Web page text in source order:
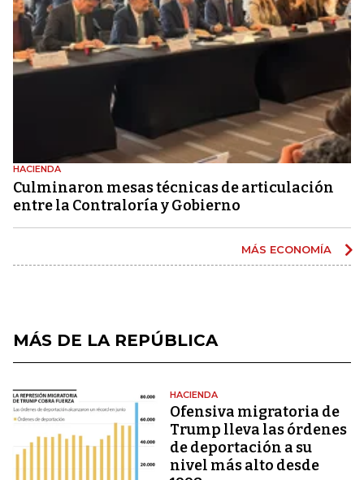
HACIENDA
Culminaron mesas técnicas de articulación
entre la Contraloría y Gobierno
MÁS ECONOMÍA
MÁS DE LA REPÚBLICA
HACIENDA
Ofensiva migratoria de
Trump lleva las órdenes
de deportación a su
nivel más alto desde